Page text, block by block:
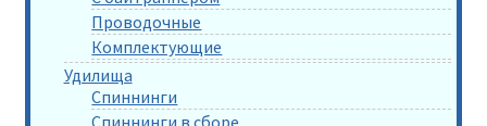
Проводочные
Комплектующие
Удилища
Спиннинги